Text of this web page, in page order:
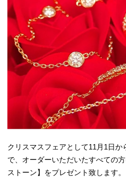
クリスマスフェアとして11月1日か
で、オーダーいただいたすべての
ストーン】をプレゼント致します。